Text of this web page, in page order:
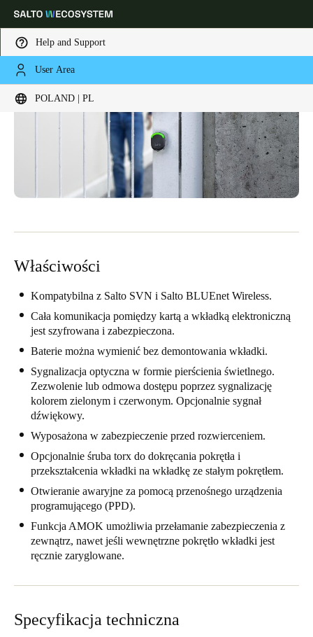
Help and Support
User Area
POLAND | PL
Choose your location and language settings
Global Europe North America Caribbean -
DeutschFrançaisItaliano
United Kingdom
English
Ireland
English
France
Français
Netherlands
NederlandsEnglish
Belgium
FrançaisNederlandsEnglish
Właściwości
Kompatybilna z Salto SVN i Salto BLUEnet Wireless.
Cała komunikacja pomiędzy kartą a wkładką elektroniczną
jest szyfrowana i zabezpieczona.
Baterie można wymienić bez demontowania wkładki.
Sygnalizacja optyczna w formie pierścienia świetlnego.
Zezwolenie lub odmowa dostępu poprzez sygnalizację
kolorem zielonym i czerwonym. Opcjonalnie sygnał
dźwiękowy.
Wyposażona w zabezpieczenie przed rozwierceniem.
Opcjonalnie śruba torx do dokręcania pokrętła i
przekształcenia wkładki na wkładkę ze stałym pokrętłem.
Otwieranie awaryjne za pomocą przenośnego urządzenia
programującego (PPD).
Funkcja AMOK umożliwia przełamanie zabezpieczenia z
zewnątrz, nawet jeśli wewnętrzne pokrętło wkładki jest
ręcznie zaryglowane.
Specyfikacja techniczna